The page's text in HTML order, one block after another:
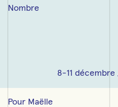
Nombre
8-11
Pour Maëlle